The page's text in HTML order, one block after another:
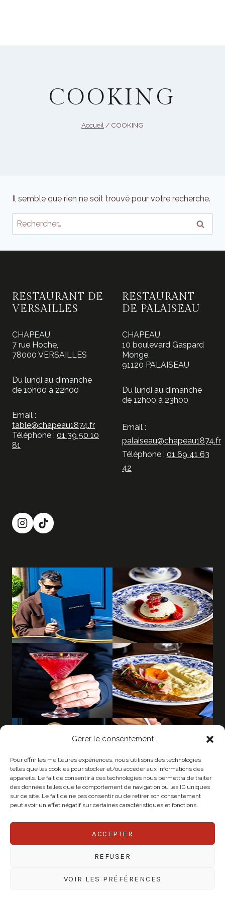
Gérer le consentement
Pour offrir les meilleures expériences, nous utilisons des technologies
telles que les cookies pour stocker et/ou accéder aux informations des
appareils. Le fait de consentir à ces technologies nous permettra de traiter
des données telles que le comportement de navigation ou les ID uniques
sur ce site. Le fait de ne pas consentir ou de retirer son consentement
peut avoir un effet négatif sur certaines caractéristiques et fonctions.
ACCEPTER
REFUSER
VOIR LES PRÉFÉRENCES
COOKING
Accueil / COOKING
Il semble que rien ne soit trouvé pour votre recherche.
Rechercher :
RESTAURANT DE
VERSAILLES
CHAPEAU,
7 rue Hoche,
78000 VERSAILLES
Du lundi au dimanche
de 10h00 à 22h00
Email :
table@chapeau1874.fr
Téléphone : 01 39 50 10
81
RESTAURANT
DE PALAISEAU
CHAPEAU,
10 boulevard Gaspard
Monge,
91120 PALAISEAU
Du lundi au dimanche
de 12h00 à 23h00
Email :
palaiseau@chapeau1874.fr
Téléphone : 01 69 41 63
42
© 2026 CHAPEAU